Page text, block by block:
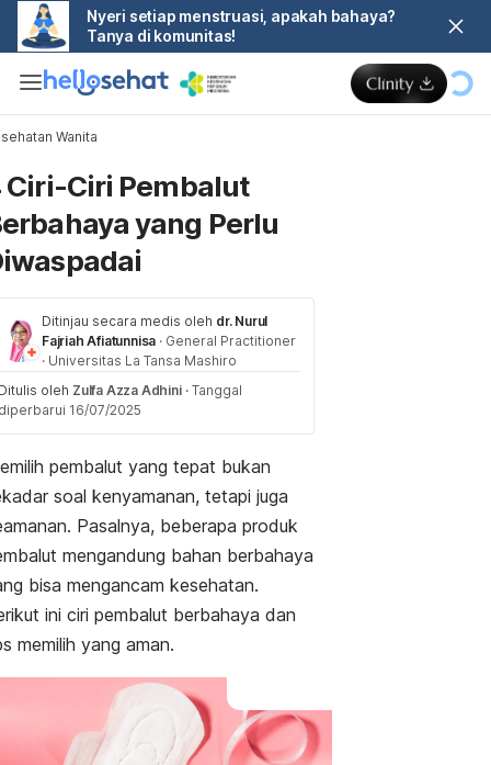
Nyeri setiap menstruasi, apakah bahaya?
Tanya di komunitas!
Wanita
Ciri-Ciri Pembalut
yang Perlu
Ditinjau secara medis oleh dr. Nurul
Fajriah Afiatunnisa · General Practitioner
· Universitas La Tansa Mashiro
oleh Zulfa Azza Adhini · Tanggal
16/07/2025
pembalut yang tepat bukan
soal kenyamanan, tetapi juga
Pasalnya, beberapa produk
mengandung bahan berbahaya
bisa mengancam kesehatan.
ini ciri pembalut berbahaya dan
memilih yang aman.